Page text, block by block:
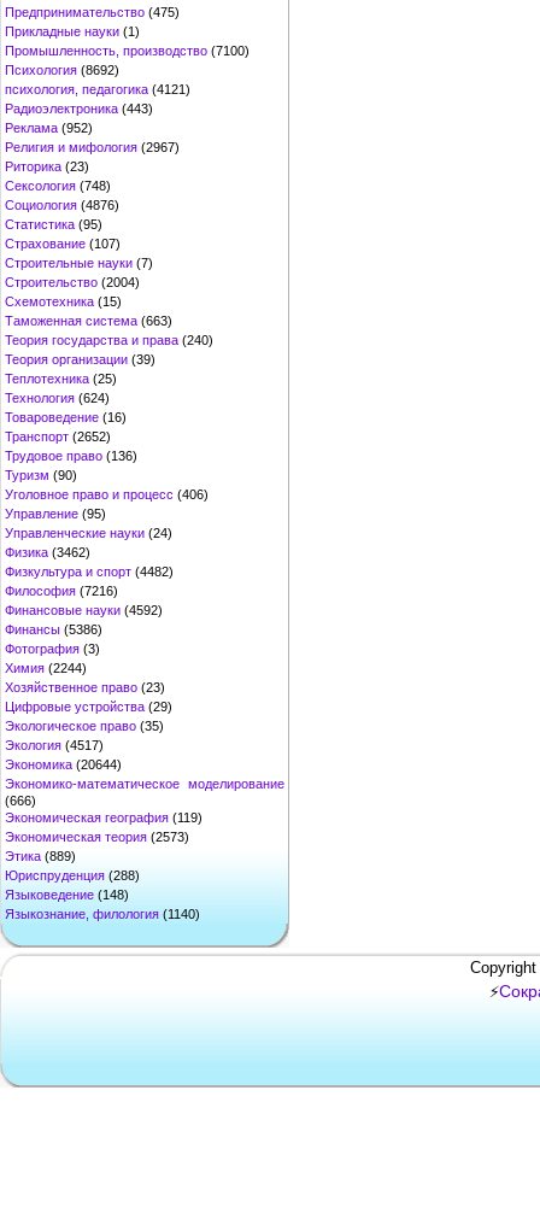
Предпринимательство (475)
Прикладные науки (1)
Промышленность, производство (7100)
Психология (8692)
психология, педагогика (4121)
Радиоэлектроника (443)
Реклама (952)
Религия и мифология (2967)
Риторика (23)
Сексология (748)
Социология (4876)
Статистика (95)
Страхование (107)
Строительные науки (7)
Строительство (2004)
Схемотехника (15)
Таможенная система (663)
Теория государства и права (240)
Теория организации (39)
Теплотехника (25)
Технология (624)
Товароведение (16)
Транспорт (2652)
Трудовое право (136)
Туризм (90)
Уголовное право и процесс (406)
Управление (95)
Управленческие науки (24)
Физика (3462)
Физкультура и спорт (4482)
Философия (7216)
Финансовые науки (4592)
Финансы (5386)
Фотография (3)
Химия (2244)
Хозяйственное право (23)
Цифровые устройства (29)
Экологическое право (35)
Экология (4517)
Экономика (20644)
Экономико-математическое моделирование
(666)
Экономическая география (119)
Экономическая теория (2573)
Этика (889)
Юриспруденция (288)
Языковедение (148)
Языкознание, филология (1140)
⚡